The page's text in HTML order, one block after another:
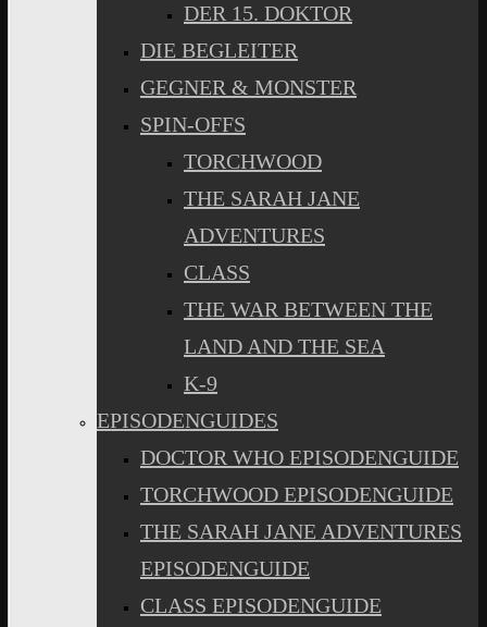
DER 15. DOKTOR
DIE BEGLEITER
GEGNER & MONSTER
SPIN-OFFS
TORCHWOOD
THE SARAH JANE
ADVENTURES
CLASS
THE WAR BETWEEN THE
LAND AND THE SEA
K-9
EPISODENGUIDES
DOCTOR WHO EPISODENGUIDE
TORCHWOOD EPISODENGUIDE
THE SARAH JANE ADVENTURES
EPISODENGUIDE
CLASS EPISODENGUIDE